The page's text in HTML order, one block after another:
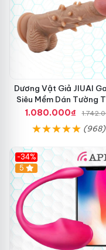
Dương Vật Giả JIUAI
Siêu Mềm Dán Tường
Khoái Cảm
1.080.000₫
(968)
-34%
5